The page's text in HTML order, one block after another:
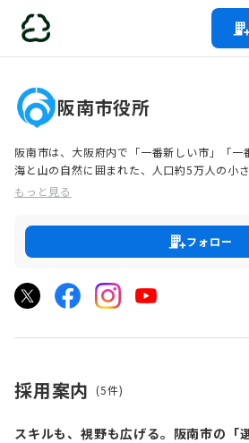
阪南市役所
阪南市は、大阪府内で「一番新しい市」「一
海と山の自然に囲まれた、人口約5万人の小さ
そんな小さなまちだからこそ、市民との距離
市で働く上での魅力です。
「地域のために働きたい」
「まちの発展に携わりたい」
そんな熱い想いをお持ちの方のご応募をお待
もっと見る
フォロー
採用案内 (5件)
スキルも、視野も広げる。阪南市の「